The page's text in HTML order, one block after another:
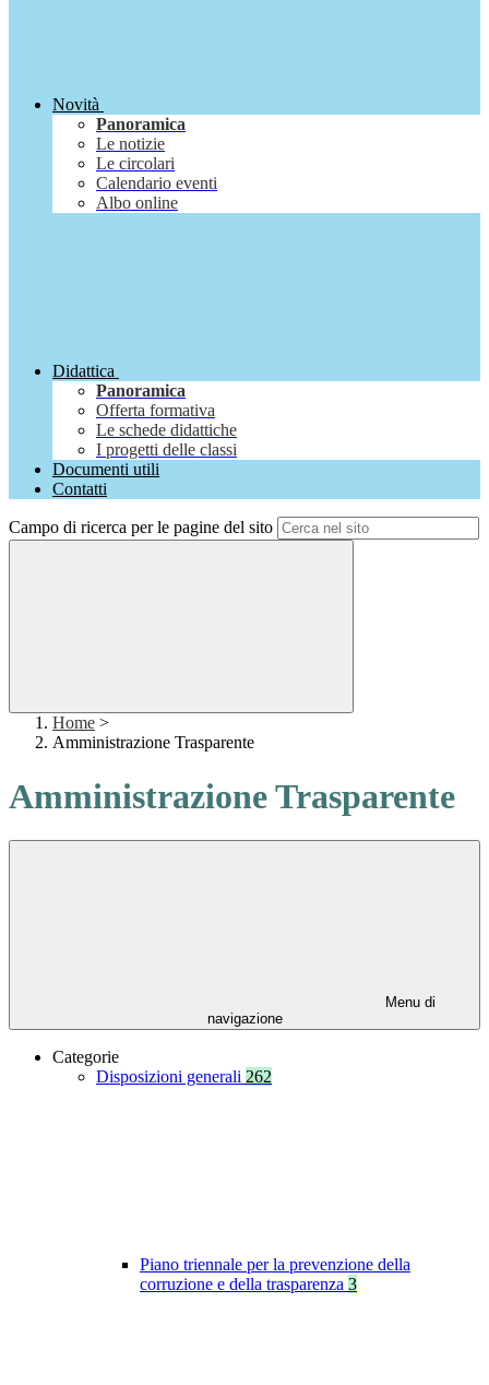
Novità
Panoramica
Le notizie
Le circolari
Calendario eventi
Albo online
Didattica
Panoramica
Offerta formativa
Le schede didattiche
I progetti delle classi
Documenti utili
Contatti
Campo di ricerca per le pagine del sito
Home >
Amministrazione Trasparente
Amministrazione Trasparente
Menu di
navigazione
Categorie
Disposizioni generali 262
Piano triennale per la prevenzione della
corruzione e della trasparenza 3